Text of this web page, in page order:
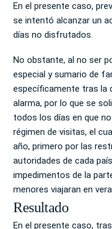
En el presente caso,
se intentó alcanzar un
días no disfrutados.
No obstante, al no ser
especial y sumario de
específicamente tras la
alarma, por lo que se
todos los días en que
régimen de visitas, el
año, primero por las
autoridades de cada
impedimentos de la
menores viajaran en
Resultado
En el presente caso,